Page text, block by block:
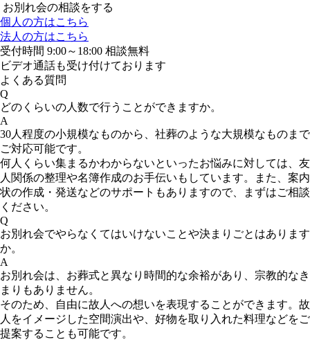
お別れ会の相談をする
個人の方はこちら
法人の方はこちら
受付時間 9:00～18:00 相談無料
ビデオ通話も受け付けております
よくある質問
Q
どのくらいの人数で行うことができますか。
A
30人程度の小規模なものから、社葬のような大規模なものまで
ご対応可能です。
何人くらい集まるかわからないといったお悩みに対しては、友
人関係の整理や名簿作成のお手伝いもしています。また、案内
状の作成・発送などのサポートもありますので、まずはご相談
ください。
Q
お別れ会でやらなくてはいけないことや決まりごとはあります
か。
A
お別れ会は、お葬式と異なり時間的な余裕があり、宗教的なき
まりもありません。
そのため、自由に故人への想いを表現することができます。故
人をイメージした空間演出や、好物を取り入れた料理などをご
提案することも可能です。